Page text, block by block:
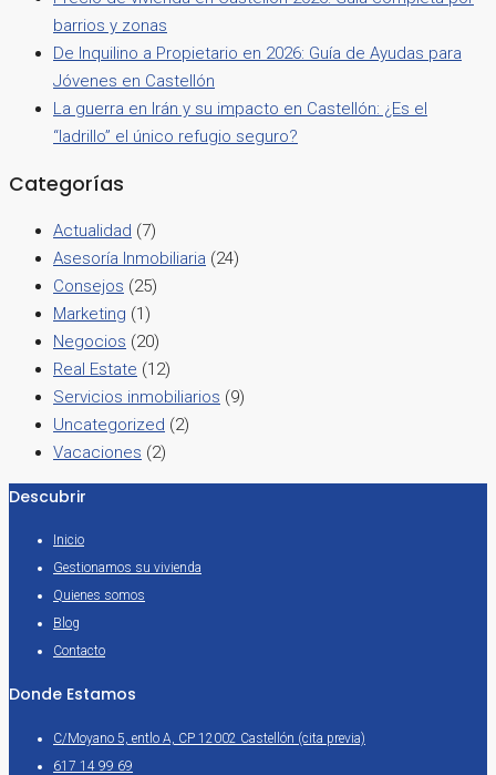
barrios y zonas
De Inquilino a Propietario en 2026: Guía de Ayudas para
Jóvenes en Castellón
La guerra en Irán y su impacto en Castellón: ¿Es el
“ladrillo” el único refugio seguro?
Categorías
Actualidad (7)
Asesoría Inmobiliaria (24)
Consejos (25)
Marketing (1)
Negocios (20)
Real Estate (12)
Servicios inmobiliarios (9)
Uncategorized (2)
Vacaciones (2)
Descubrir
Inicio
Gestionamos su vivienda
Quienes somos
Blog
Contacto
Donde Estamos
C/Moyano 5, entlo A, CP 12002 Castellón (cita previa)
617 14 99 69